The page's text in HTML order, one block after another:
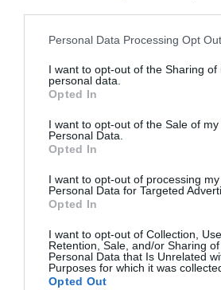
Personal Data Processing Opt
I want to opt-out of the Sharing of
personal data.
Opted In
I want to opt-out of the Sale of my
Personal Data.
Opted In
I want to opt-out of processing my
Personal Data for Targeted
Opted In
I want to opt-out of Collection, Use,
Retention, Sale, and/or Sharing
Personal Data that Is Unrelated
Purposes for which it was
Opted Out
De nou la identificació d'una
marcat les pròximes passes
que van començar a fer en
domicili. Drame reconeix que
algunes treves que han de
banda, treballen en la manera
la seva tasca divulgativa en les
domicili. Per altra banda, no